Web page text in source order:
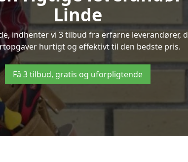
Linde
indhenter vi 3 tilbud fra erfarne leverandører,
hurtigt og effektivt til den bedste pris.
Få 3 tilbud, gratis og uforpligtende